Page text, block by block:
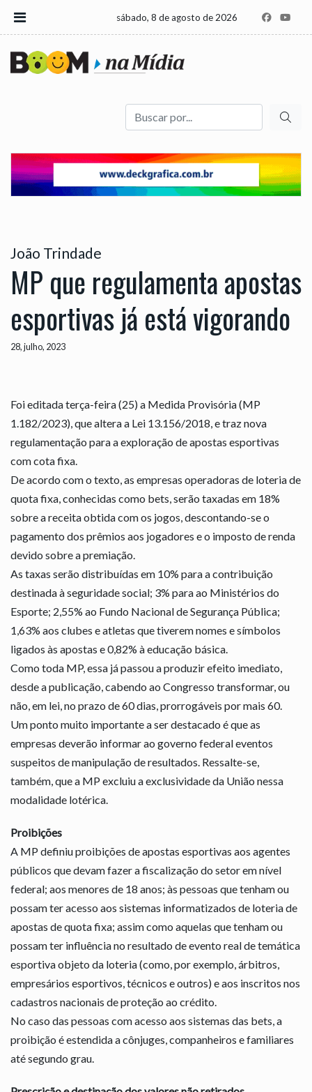
sábado, 8 de agosto de 2026
Buscar
João Trindade
MP que regulamenta apostas
esportivas já está vigorando
28, julho, 2023
Foi editada terça-feira (25) a Medida Provisória (MP
1.182/2023), que altera a Lei 13.156/2018, e traz nova
regulamentação para a exploração de apostas esportivas
com cota fixa.
De acordo com o texto, as empresas operadoras de loteria de
quota fixa, conhecidas como bets, serão taxadas em 18%
sobre a receita obtida com os jogos, descontando-se o
pagamento dos prêmios aos jogadores e o imposto de renda
devido sobre a premiação.
As taxas serão distribuídas em 10% para a contribuição
destinada à seguridade social; 3% para ao Ministérios do
Esporte; 2,55% ao Fundo Nacional de Segurança Pública;
1,63% aos clubes e atletas que tiverem nomes e símbolos
ligados às apostas e 0,82% à educação básica.
Como toda MP, essa já passou a produzir efeito imediato,
desde a publicação, cabendo ao Congresso transformar, ou
não, em lei, no prazo de 60 dias, prorrogáveis por mais 60.
Um ponto muito importante a ser destacado é que as
empresas deverão informar ao governo federal eventos
suspeitos de manipulação de resultados. Ressalte-se,
também, que a MP excluiu a exclusividade da União nessa
modalidade lotérica.
Proibições
A MP definiu proibições de apostas esportivas aos agentes
públicos que devam fazer a fiscalização do setor em nível
federal; aos menores de 18 anos; às pessoas que tenham ou
possam ter acesso aos sistemas informatizados de loteria de
apostas de quota fixa; assim como aquelas que tenham ou
possam ter influência no resultado de evento real de temática
esportiva objeto da loteria (como, por exemplo, árbitros,
empresários esportivos, técnicos e outros) e aos inscritos nos
cadastros nacionais de proteção ao crédito.
No caso das pessoas com acesso aos sistemas das bets, a
proibição é estendida a cônjuges, companheiros e familiares
até segundo grau.